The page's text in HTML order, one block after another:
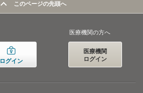
このページの先頭へ
ログイン
医療機関の方へ
医療機関
ログイン